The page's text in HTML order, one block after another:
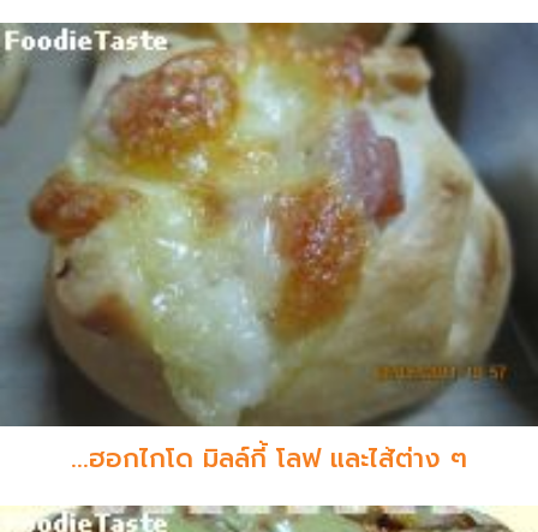
...ฮอกไกโด มิลล์กี้ โลฟ และไส้ต่าง ๆ